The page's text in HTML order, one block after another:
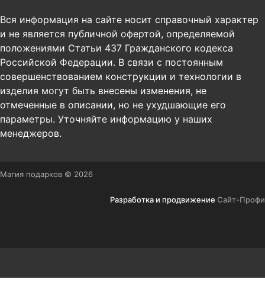
Вся информация на сайте носит справочный характер
и не является публичной офертой, определяемой
положениями Статьи 437 Гражданского кодекса
Российской Федерации. В связи с постоянным
совершенствованием конструкции и технологии в
изделия могут быть внесены изменения, не
отмеченные в описании, но не ухудшающие его
параметры. Уточняйте информацию у наших
менеджеров.
Магия подарков © 2026
Разработка и продвижение Сайт-Профи